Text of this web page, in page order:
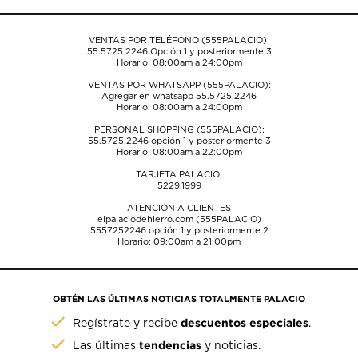
de
de
de
de
de
VENTAS POR TELÉFONO (555PALACIO):
55.5725.2246Opción 1 y posteriormente 3
Horario: 08:00am a 24:00pm
VENTAS POR WHATSAPP (555PALACIO):
Agregar en whatsapp 55.5725.2246
Horario: 08:00am a 24:00pm
PERSONAL SHOPPING (555PALACIO):
55.5725.2246opción 1 y posteriormente 3
Horario: 08:00am a 22:00pm
TARJETA PALACIO:
5229.1999
ATENCIÓN A CLIENTES
elpalaciodehierro.com (555PALACIO)
5557252246opción 1 y posteriormente 2
Horario: 09:00am a 21:00pm
OBTÉN LAS ÚLTIMAS NOTICIAS TOTALMENTE PALACIO
Regístrate y recibedescuentos especiales.
Las últimastendencias y noticias.